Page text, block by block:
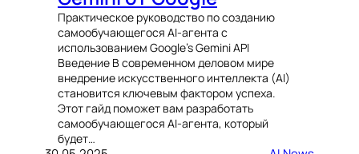
Практическое руководство по созданию
самообучающегося AI-агента с
использованием Google’s Gemini API
Введение В современном деловом мире
внедрение искусственного интеллекта (AI)
становится ключевым фактором успеха.
Этот гайд поможет вам разработать
самообучающегося AI-агента, который
будет…